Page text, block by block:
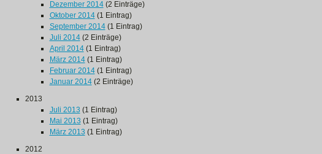
Dezember 2014(2 Einträge)
Oktober 2014(1 Eintrag)
September 2014(1 Eintrag)
Juli 2014(2 Einträge)
April 2014(1 Eintrag)
März 2014(1 Eintrag)
Februar 2014(1 Eintrag)
Januar 2014(2 Einträge)
2013
Juli 2013 (1 Eintrag)
Mai 2013 (1 Eintrag)
März 2013 (1 Eintrag)
2012